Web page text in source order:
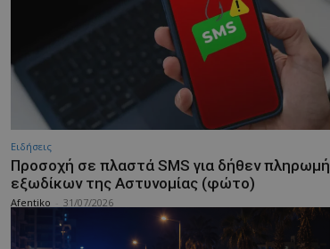
Ειδήσεις
Προσοχή σε πλαστά SMS για δήθεν πληρωμή
εξωδίκων της Αστυνομίας (φώτο)
Afentiko 31/07/2026